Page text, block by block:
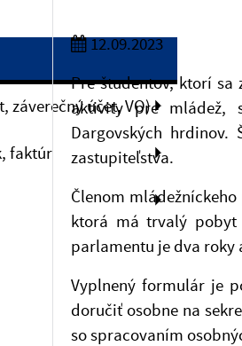
záverečný účet, VO)
faktúr
12.09.2023
Pre študentov, ktorí
aktivity pre mládež,
Dargovských hrdinov.
zastupiteľstva.
Členom
ktorá má trvalý pobyt
parlamentu je dva roky
Vyplnený formulár je
doručiť osobne na
so spracovaním